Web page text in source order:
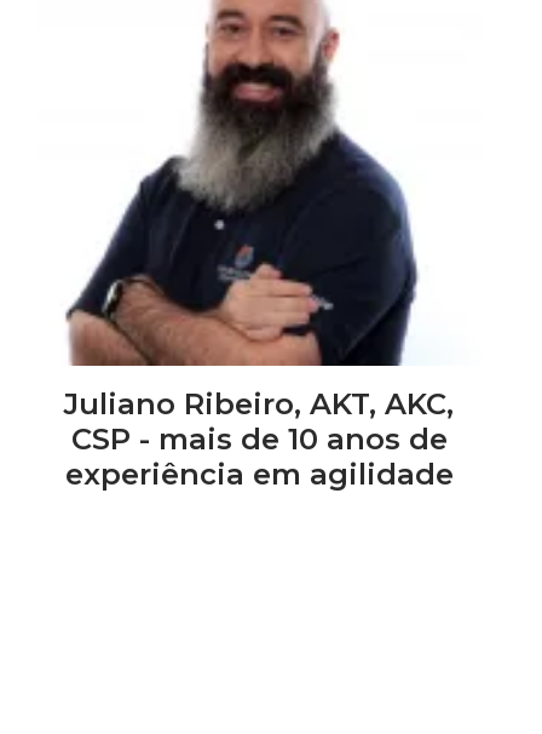
Juliano Ribeiro, AKT, AKC,
CSP - mais de 10 anos de
experiência em agilidade